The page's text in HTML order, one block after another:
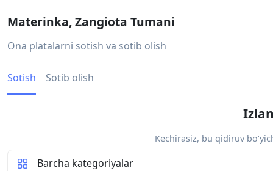
Materinka, Zangiota Tumani
Ona platalarni sotish va sotib olish
Sotish Sotib olish
Kechirasiz, bu qidiruv
Barcha kategoriyalar